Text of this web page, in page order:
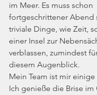
im Meer. Es muss schon
fortgeschrittener Abend
triviale Dinge, wie Zeit,
einer Insel zur
verblassen, zumindest
diesem Augenblick.
Mein Team ist mir einige
Ich genieße die Brise im